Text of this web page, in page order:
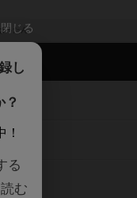
ったん
閉じる
し
？
る
む